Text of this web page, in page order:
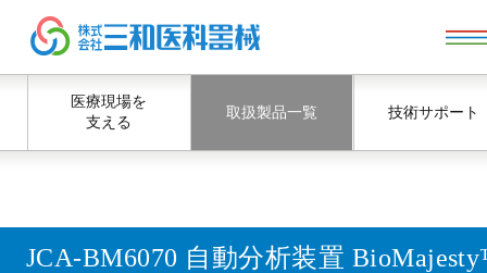
医療現場を
支える
取扱製品一覧 技術サポート
JCA-BM6070 自動分析装置